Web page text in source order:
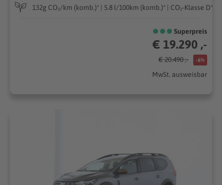
132g CO₂/km (komb.)* | 5.8 l/100km (komb.)* | CO₂-Klasse D*
Superpreis
€ 19.290 ,-
€ 20.490 ,- -6%
MwSt. ausweisbar